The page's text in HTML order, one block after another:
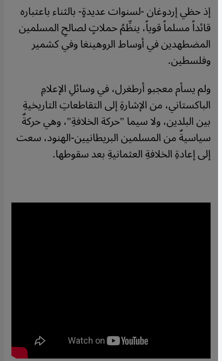
إذ حظي إردوغان -لسنوات عديدةٍ- بالثناء باعتباره
قائداً مسلماً قوياً، ينظِّمُ حملاتٍ لصالحِ المسلمين
المضطهدين في أوساط الروهينغا وفي كشمير
وفلسطين.
ولم يسأم معجبو أرطغرل، في وسائلِ الإعلامِ
الباكستاني، من الإشارةِ إلى التقاطعاتِ التاريخيةِ
بين البلدين، ولا سيما "حركة الخلافةِ"، وهي حركةٌ
سياسيةٌ من المسلمين البريطانيين-الهنود، سعت
إلى إعادةِ الخلافةِ العثمانيةِ بعد سقوطها.